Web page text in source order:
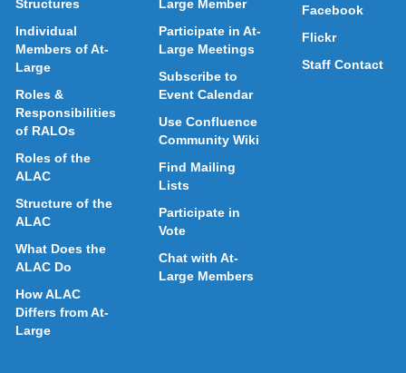
Structures
Individual
Members of At-
Large
Roles &
Responsibilities
of RALOs
Roles of the
ALAC
Structure of the
ALAC
What Does the
ALAC Do
How ALAC
Differs from At-
Large
Large Member
Participate in At-
Large Meetings
Subscribe to
Event Calendar
Use Confluence
Community Wiki
Find Mailing
Lists
Participate in
Vote
Chat with At-
Large Members
Facebook
Flickr
Staff Contact